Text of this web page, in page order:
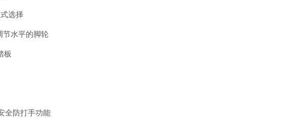
选择
节水平的脚轮
板
全防打手功能